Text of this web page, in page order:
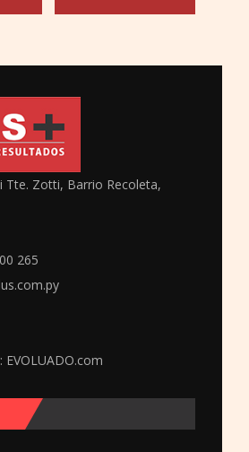
Tte. Zotti, Barrio Recoleta,
265
EVOLUADO.com